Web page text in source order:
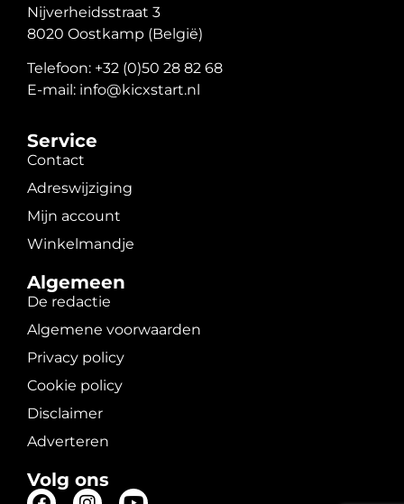
Nijverheidsstraat 3
8020 Oostkamp (België)
Telefoon: +32 (0)50 28 82 68
E-mail: info@kicxstart.nl
Service
Contact
Adreswijziging
Mijn account
Winkelmandje
Algemeen
De redactie
Algemene voorwaarden
Privacy policy
Cookie policy
Disclaimer
Adverteren
Volg ons